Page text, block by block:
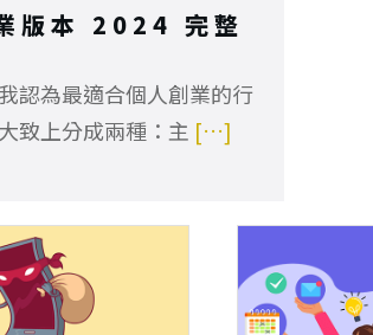
版本 2024 完整
認為最適合個人創業的行
致上分成兩種：主 […]